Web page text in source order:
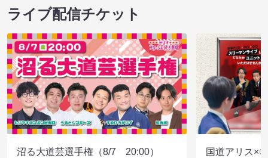
ライブ配信チケット
沼る大道芸選手権（8/7 20:00）
国道アリス×